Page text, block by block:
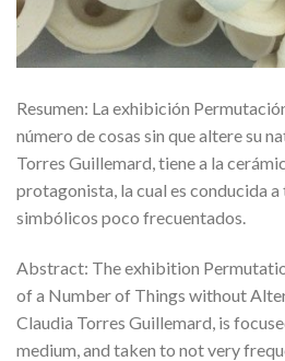
Resumen: La exhibición
número de cosas sin que altere su
Torres Guillemard, tiene a la
protagonista, la cual es conducida
simbólicos poco frecuentados.
Abstract: The exhibition
of a Number of Things without
Claudia Torres Guillemard, is
medium, and taken to not very